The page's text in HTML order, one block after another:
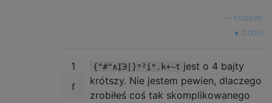
Kroppeb
źródło
1 {"#"∧Ị∋|}ᵐ²ịᵐ.k+~t jest o 4 bajty
krótszy. Nie jestem pewien, dlaczego
zrobiłeś coś tak skomplikowanego